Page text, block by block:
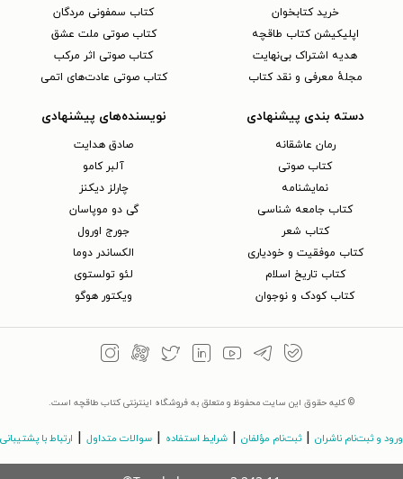
خرید کتابخوان
اپلیکیشن کتاب طاقچه
هدیه اشتراک بی‌نهایت
مجلهٔ معرفی و نقد کتاب
کتاب سمفونی مردگان
کتاب صوتی ملت عشق
کتاب صوتی اثر مرکب
کتاب صوتی عادت‌های اتمی
دسته بندی پیشنهادی
رمان عاشقانه
کتاب‌ صوتی
نمایشنامه
کتاب جامعه شناسی
کتاب شعر
کتاب موفقیت و خودیاری
کتاب تاریخ اسلام
کتاب کودک و نوجوان
نویسنده‌های پیشنهادی
صادق هدایت
آلبر کامو
چارلز دیکنز
گی دو موپاسان
جورج اورول
الکساندر دوما
لئو تولستوی
ویکتور هوگو
© کلیه حقوق این سایت محفوظ و متعلق به فروشگاه اینترنتی کتاب طاقچه است.
ورود و ثبت‌نام ناشران ثبت‌نام مؤلفان شرایط استفاده سوالات متداول ارتباط با پشتیبانی